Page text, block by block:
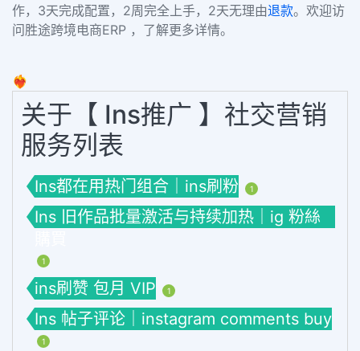
作，3天完成配置，2周完全上手，2天无理由退款。欢迎访
问胜途跨境电商ERP ，了解更多详情。
❤️‍🔥
关于【 Ins推广 】社交营销
服务列表
Ins都在用热门组合｜ins刷粉 1
Ins 旧作品批量激活与持续加热｜ig 粉絲
1
ins刷赞 包月 VIP 1
Ins 帖子评论｜instagram comments buy
1